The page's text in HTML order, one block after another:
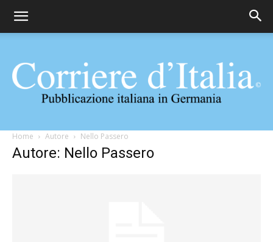
Corriere
Home Autore Nello Passero
Autore: Nello Passero